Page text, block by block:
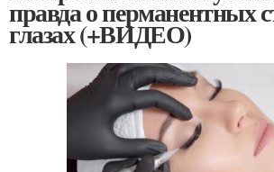
правда о перманентных
глазах (+ВИДЕО)